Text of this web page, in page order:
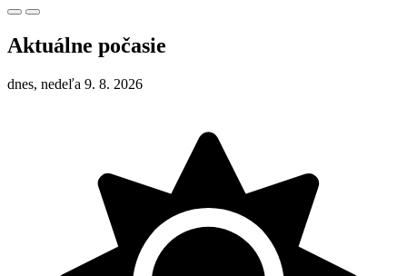
Aktuálne počasie
dnes, nedeľa 9. 8. 2026